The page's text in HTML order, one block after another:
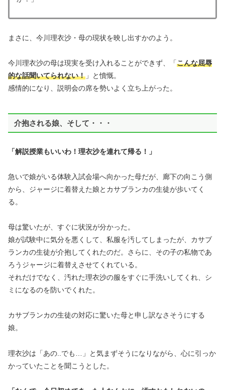
まさに、今川理衣沙・母の現状を映し出すかのよう。
今川理衣沙の母は現実を受け入れることができず、「こんな屈辱
的な話聞いてられない！ 」と憤慨。
感情的になり、説明会の席を勢いよく立ち上がった。
介抱される娘、そして・・・
「解説授業もいいわ！理衣沙を連れて帰る！」
急いで娘がいる体験入試会場へ向かった母だが、廊下の向こう側
から、ジャージに着替えた娘とカサブランカの生徒が歩いてく
る。
母は驚いたが、すぐに状況が分かった。
娘が試験中に気分を悪くして、私服を汚してしまったが、カサブ
ランカの生徒が介抱してくれたのだ。さらに、その子の私物であ
ろうジャージに着替えさせてくれている。
それだけでなく、汚れた理衣沙の服をすぐに手洗いしてくれ、シ
ミになるのを防いでくれた。
カサブランカの生徒の対応に驚いた母と申し訳なさそうにする
娘。
理衣沙は「あの..でも…」と気まずそうになりながら、心に引っか
かっていたことを聞こうとした。